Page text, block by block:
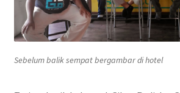
Sebelum balik sempat bergambar di hotel